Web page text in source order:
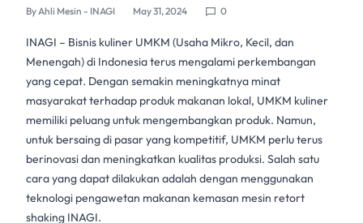
ByAhli Mesin - INAGI May 31, 2024 0
INAGI – Bisnis kuliner UMKM (Usaha Mikro, Kecil, dan
Menengah) di Indonesia terus mengalami perkembangan
yang cepat. Dengan semakin meningkatnya minat
masyarakat terhadap produk makanan lokal, UMKM kuliner
memiliki peluang untuk mengembangkan produk. Namun,
untuk bersaing di pasar yang kompetitif, UMKM perlu terus
berinovasi dan meningkatkan kualitas produksi. Salah satu
cara yang dapat dilakukan adalah dengan menggunakan
teknologi pengawetan makanan kemasan mesin retort
shaking INAGI.